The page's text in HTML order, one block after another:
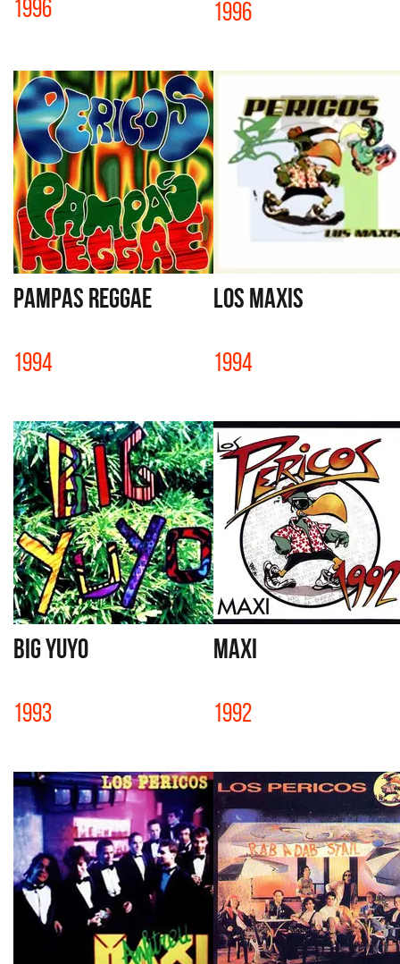
1996 1996
PAMPAS REGGAE
1994
LOS MAXIS
1994
BIG YUYO
1993
MAXI
1992